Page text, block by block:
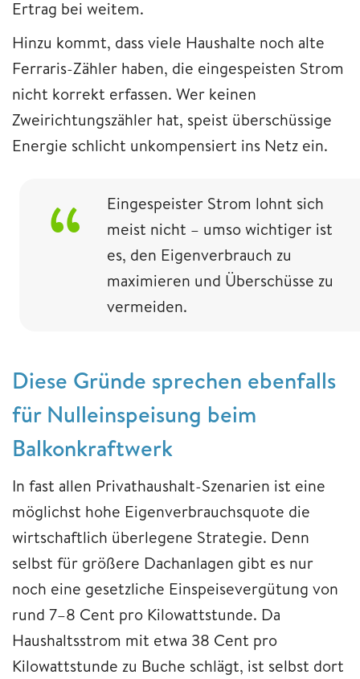
Ertrag bei weitem.
Hinzu kommt, dass viele Haushalte noch alte
Ferraris-Zähler haben, die eingespeisten Strom
nicht korrekt erfassen. Wer keinen
Zweirichtungszähler hat, speist überschüssige
Energie schlicht unkompensiert ins Netz ein.
Eingespeister Strom lohnt sich
meist nicht – umso wichtiger ist
es, den Eigenverbrauch zu
maximieren und Überschüsse zu
vermeiden.
Diese Gründe sprechen ebenfalls
für Nulleinspeisung beim
Balkonkraftwerk
In fast allen Privathaushalt-Szenarien ist eine
möglichst hohe Eigenverbrauchsquote die
wirtschaftlich überlegene Strategie. Denn
selbst für größere Dachanlagen gibt es nur
noch eine gesetzliche Einspeisevergütung von
rund 7–8 Cent pro Kilowattstunde. Da
Haushaltsstrom mit etwa 38 Cent pro
Kilowattstunde zu Buche schlägt, ist selbst dort